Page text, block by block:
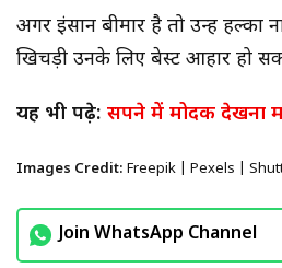
अगर इंसान बीमार है तो उन्हें हल्का
खिचड़ी उनके लिए बेस्ट आहार हो
यह भी पढ़े: सपने में मोदक देखना
Images Credit: Freepik | Pexels |
Join WhatsApp Channel